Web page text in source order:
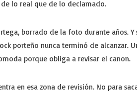
de lo real que de lo declamado.
borrado de la foto durante años.
porteño nunca terminó de alcanzar.
porque obliga a revisar el canon.
en esa zona de revisión. No para